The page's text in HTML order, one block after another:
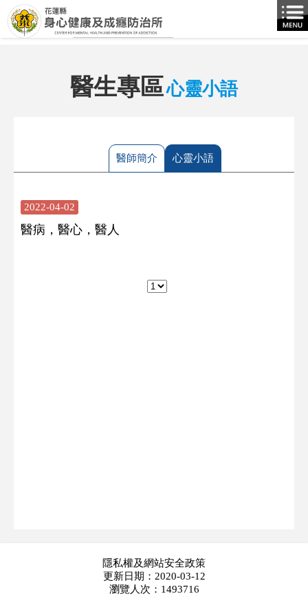
跳到主要內容區塊
醫生專區心靈小語
醫師簡介 心靈小語
2022-04-02
醫病，醫心，醫人
隱私權及網站安全政策
更新日期：2020-03-12
瀏覽人次：1493716